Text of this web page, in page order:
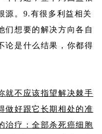
源。9.有很多利益相关
们想要的解决方向各自
论是什么结果，你都得
就不应该指望解决棘手
好跟它长期相处的准
治疗：全部杀死癌细胞